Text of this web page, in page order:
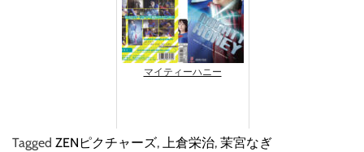
マイティーハニー
Tagged ZENピクチャーズ, 上倉栄治, 茉宮なぎ